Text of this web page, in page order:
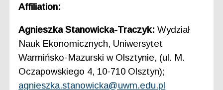
Affiliation:
Agnieszka Stanowicka-Traczyk:Wydział
Nauk Ekonomicznych, Uniwersytet
Warmińsko-Mazurski w Olsztynie, (ul. M.
Oczapowskiego 4, 10-710 Olsztyn);
agnieszka.stanowicka@uwm.edu.pl